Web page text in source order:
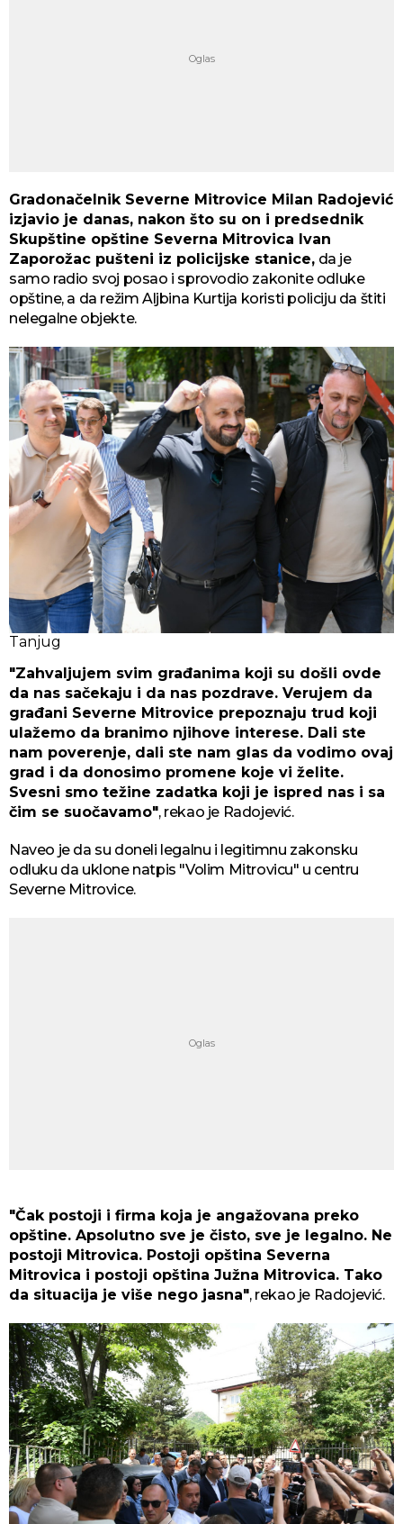
Gradonačelnik Severne Mitrovice Milan Radojević
izjavio je danas, nakon što su on i predsednik
Skupštine opštine Severna Mitrovica Ivan
Zaporožac pušteni iz policijske stanice, da je
samo radio svoj posao i sprovodio zakonite odluke
opštine, a da režim Aljbina Kurtija koristi policiju da štiti
nelegalne objekte.
Tanjug
"Zahvaljujem svim građanima koji su došli ovde
da nas sačekaju i da nas pozdrave. Verujem da
građani Severne Mitrovice prepoznaju trud koji
ulažemo da branimo njihove interese. Dali ste
nam poverenje, dali ste nam glas da vodimo ovaj
grad i da donosimo promene koje vi želite.
Svesni smo težine zadatka koji je ispred nas i sa
čim se suočavamo", rekao je Radojević.
Naveo je da su doneli legalnu i legitimnu zakonsku
odluku da uklone natpis "Volim Mitrovicu" u centru
Severne Mitrovice.
"Čak postoji i firma koja je angažovana preko
opštine. Apsolutno sve je čisto, sve je legalno. Ne
postoji Mitrovica. Postoji opština Severna
Mitrovica i postoji opština Južna Mitrovica. Tako
da situacija je više nego jasna", rekao je Radojević.